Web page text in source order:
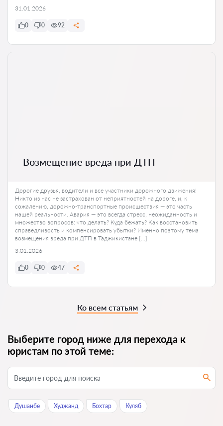
31.01.2026
0 0 92
Возмещение вреда при ДТП
Дорогие друзья, водители и все участники дорожного движения!
Никто из нас не застрахован от неприятностей на дороге, и, к
сожалению, дорожно-транспортные происшествия — это часть
нашей реальности. Авария — это всегда стресс, неожиданность и
множество вопросов: что делать? Куда бежать? Как восстановить
справедливость и компенсировать убытки? Именно поэтому тема
возмещения вреда при ДТП в Таджикистане […]
3.01.2026
0 0 47
Ко всем статьям
Выберите город ниже для перехода к
юристам по этой теме:
Душанбе Худжанд Бохтар Куляб